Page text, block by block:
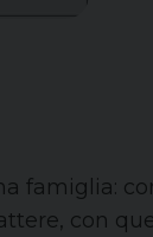
famiglia:
con